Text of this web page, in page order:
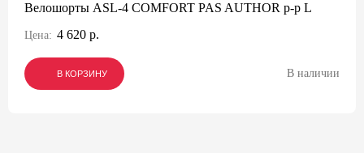
Велошорты ASL-4 COMFORT PAS AUTHOR р-р L
Цена: 4 620 р.
В КОРЗИНУ
В КОРЗИНУ
В КОРЗИНУ В наличии